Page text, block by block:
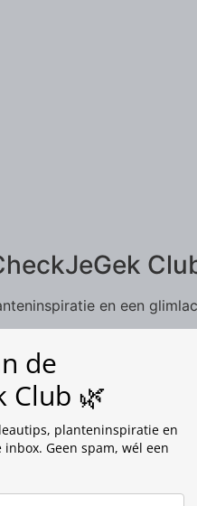
en een
de
Club 🌿
planteninspiratie en
Geen spam, wél een